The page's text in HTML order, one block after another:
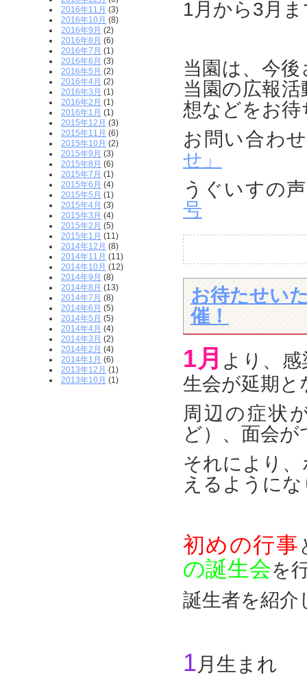
2016年11月 (3)
2016年10月 (8)
2016年9月 (2)
2016年8月 (6)
2016年7月 (1)
2016年6月 (3)
2016年5月 (2)
2016年4月 (2)
2016年3月 (1)
2016年2月 (1)
2016年1月 (1)
2015年12月 (3)
2015年11月 (6)
2015年10月 (2)
2015年9月 (3)
2015年8月 (6)
2015年7月 (1)
2015年6月 (4)
2015年5月 (1)
2015年4月 (3)
2015年3月 (4)
2015年2月 (5)
2015年1月 (11)
2014年12月 (8)
2014年11月 (11)
2014年10月 (12)
2014年9月 (8)
2014年8月 (13)
2014年7月 (8)
2014年6月 (5)
2014年5月 (5)
2014年4月 (4)
2014年3月 (2)
2014年2月 (4)
2014年1月 (6)
2013年12月 (1)
2013年10月 (1)
1月から3月
当園は、今
当園の広報
想などをお
お問い合
せ」
うぐいす
号
お待たせい
催！
1月 より、
生会が延期
周辺の症状
ど）、面会
それにより
えるように
初めの行事
の誕生会を
誕生者を紹介
1月生まれ